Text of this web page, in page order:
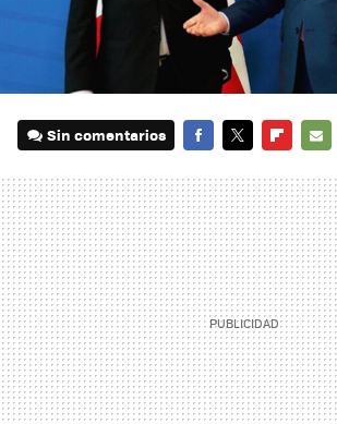
Sin comentarios
MAIL